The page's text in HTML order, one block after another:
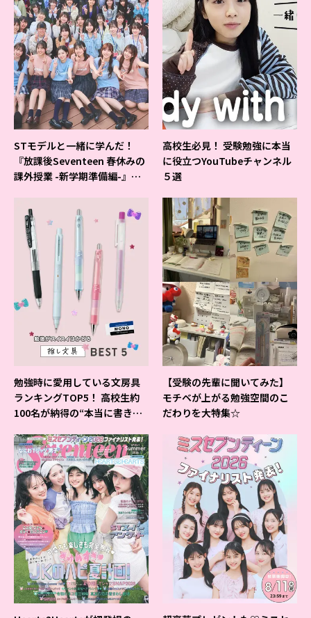
STモデルと一緒に学んだ！
『放課後Seventeen 春休みの
課外授業 -新学期準備編-』イ
高校生必見！ 受験勉強に本当
に役立つYouTubeチャンネル
５選
勉強時に愛用している文房具
ランキングTOP5！ 高校生約
100名が納得の“本当に書きや
【受験の先輩に聞いてみた】
モチベが上がる勉強空間のこ
だわりを大特集☆